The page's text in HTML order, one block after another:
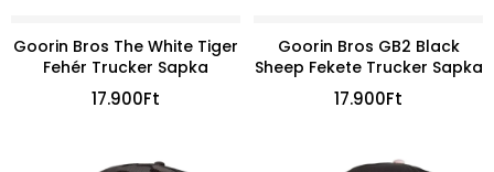
Goorin Bros The White Tiger
Fehér Trucker Sapka
17.900Ft
Goorin Bros GB2 Black
Sheep Fekete Trucker Sapka
17.900Ft